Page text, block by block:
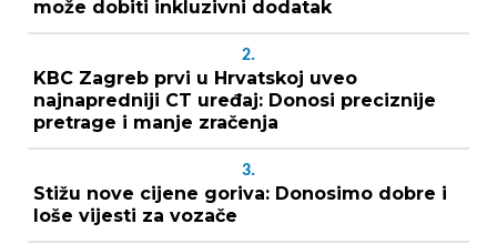
može dobiti inkluzivni dodatak
2.
KBC Zagreb prvi u Hrvatskoj uveo
najnapredniji CT uređaj: Donosi preciznije
pretrage i manje zračenja
3.
Stižu nove cijene goriva: Donosimo dobre i
loše vijesti za vozače